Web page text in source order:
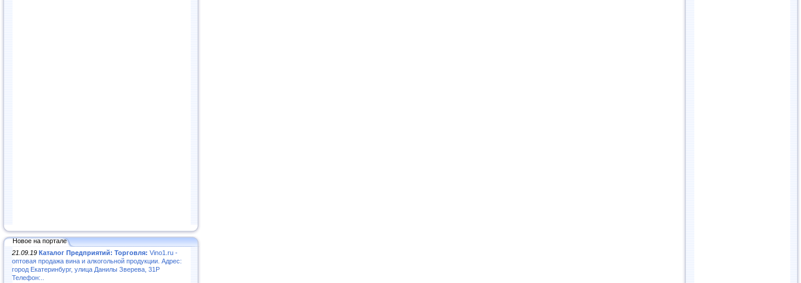
Новое на портале
21.09.19 Каталог Предприятий: Торговля: Vino1.ru -
оптовая продажа вина и алкогольной продукции. Адрес:
город Екатеринбург, улица Данилы Зверева, 31Р
Телефон:..